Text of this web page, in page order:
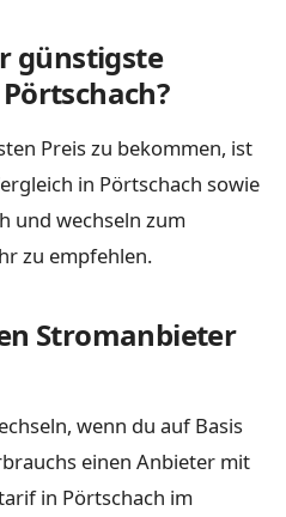
günstigste
Preis zu bekommen, ist
in Pörtschach sowie
und wechseln zum
zu empfehlen.
Stromanbieter
wenn du auf Basis
einen Anbieter mit
in Pörtschach im